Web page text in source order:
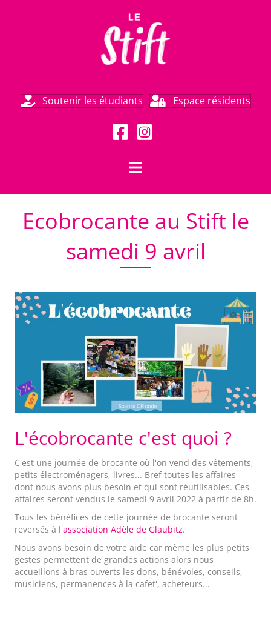
Soutenir les étudiants Espace résidents
Ecobrocante au Stift le
samedi 9 avril
L'écobrocante c'est quoi ?
C'est une journée de brocante où l'on vend des vêtements,
petits électroménagers, livres... Bref toutes les affaires
dont nous avons plus besoin et qui sont réutilisables. Ces
affaires seront vendus le samedi 9 avril 2022 à partir de 8h.
Tous les bénéfices de cette journée de brocante seront
reversés à l'association Adèle de Glaubitz.
Nous avons besoin de votre aide car même les plus petits
gestes permettent de grandes actions alors nous
accueillons à bras ouverts les dons, bénévoles, conseils,
musiciens, permanences à la cafet', acheteurs...